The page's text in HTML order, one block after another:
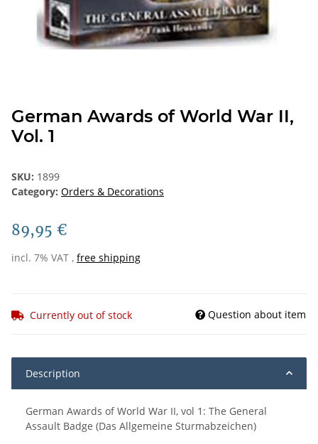
German Awards of World War II,
Vol. 1
SKU: 1899
Category: Orders & Decorations
89,95 €
incl. 7% VAT , free shipping
Currently out of stock Question about item
Description
German Awards of World War II, vol 1: The General
Assault Badge (Das Allgemeine Sturmabzeichen)